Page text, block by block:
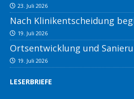
23. Juli 2026
Nach Klinikentscheidung
19. Juli 2026
Ortsentwicklung und
19. Juli 2026
LESERBRIEFE